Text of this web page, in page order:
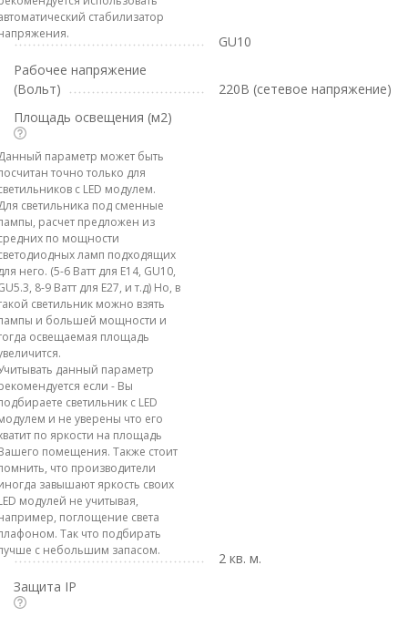
стабилизатор
GU10
Рабочее напряжение
(Вольт)
220В (сетевое напряжение)
Площадь освещения (м2)
параметр может быть
точно только для
с LED модулем.
светильника под сменные
расчет предложен из
по мощности
ламп подходящих
него. (5-6 Ватт для E14, GU10,
8-9 Ватт для E27, и т.д) Но, в
светильник можно взять
и большей мощности и
освещаемая площадь
данный параметр
если - Вы
светильник с LED
и не уверены что его
по яркости на площадь
помещения. Также стоит
что производители
завышают яркость своих
модулей не учитывая,
поглощение света
Так что подбирать
с небольшим запасом.
2 кв. м.
Защита IP